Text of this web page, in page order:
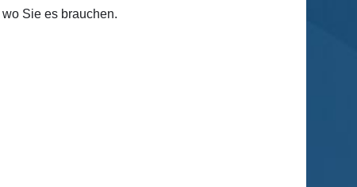
Sie es brauchen.